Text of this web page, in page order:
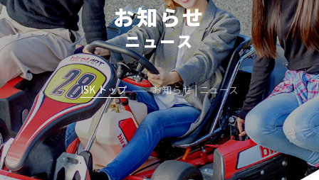
お知らせ
ニュース
ISK トップ お知らせ | ニュース